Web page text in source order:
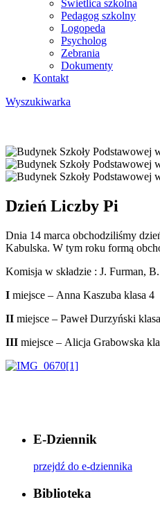
Świetlica szkolna
Pedagog szkolny
Logopeda
Psycholog
Zebrania
Dokumenty
Kontakt
Wyszukiwarka
Dzień Liczby Pi
Dnia 14 marca obchodziliśmy
Kabulska. W tym roku formą
Komisja w składzie : J. Furman,
I miejsce – Anna Kaszuba klasa 4
II miejsce – Paweł Durzyński
III miejsce – Alicja Grabowska
E-Dziennik
przejdź do e-dziennika
Biblioteka